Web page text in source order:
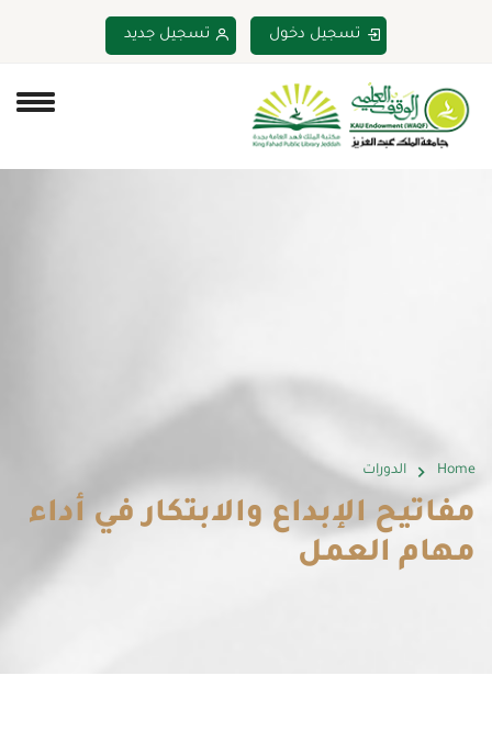
تسجيل دخول تسجيل جديد
Home الدورات
مفاتيح الإبداع والابتكار في أداء
مهام العمل